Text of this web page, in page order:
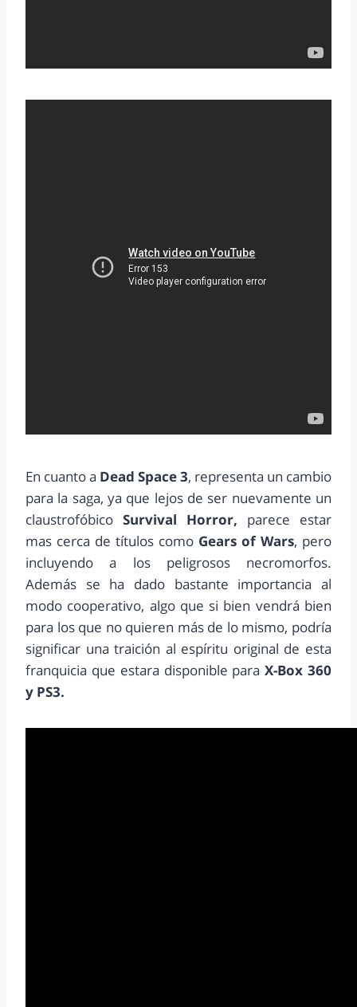
En cuanto a Dead Space 3, representa un cambio
para la saga, ya que lejos de ser nuevamente un
claustrofóbico Survival Horror, parece estar
mas cerca de títulos como Gears of Wars, pero
incluyendo a los peligrosos necromorfos.
Además se ha dado bastante importancia al
modo cooperativo, algo que si bien vendrá bien
para los que no quieren más de lo mismo, podría
significar una traición al espíritu original de esta
franquicia que estara disponible para X-Box 360
y PS3.